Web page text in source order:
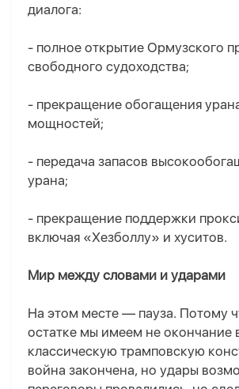
диалога:
- полное открытие Ормузского
свободного судоходства;
- прекращение обогащения
мощностей;
- передача запасов
урана;
- прекращение поддержки
включая «Хезболлу» и хуситов.
Мир между словами и ударами
На этом месте — пауза. Потому
остатке мы имеем не окончание
классическую трамповскую
война закончена, но удары